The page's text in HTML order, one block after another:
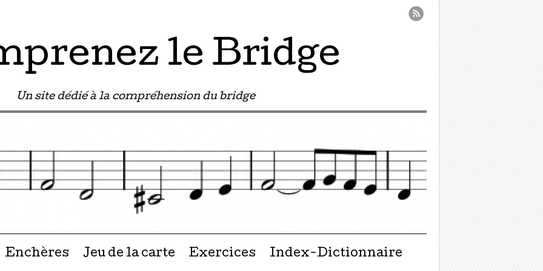
le Bridge
Un site dédié à la compréhension du bridge
contenu
Enchères Jeu de la carte Exercices Index-Dictionnaire